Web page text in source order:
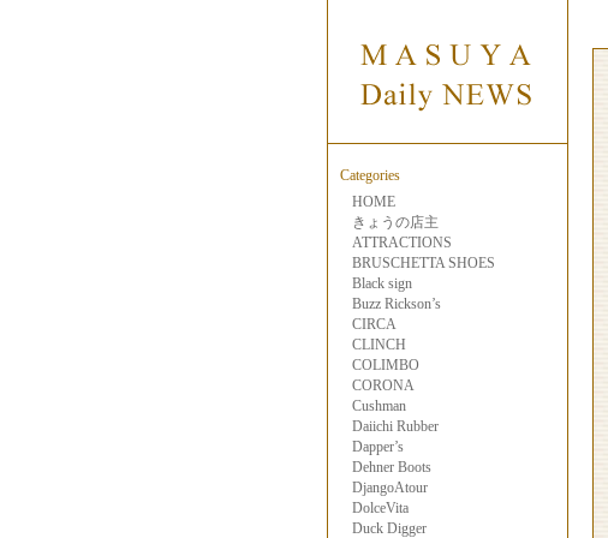
Categories
HOME
きょうの店主
ATTRACTIONS
BRUSCHETTA SHOES
Black sign
Buzz Rickson’s
CIRCA
CLINCH
COLIMBO
CORONA
Cushman
Daiichi Rubber
Dapper’s
Dehner Boots
DjangoAtour
DolceVita
Duck Digger